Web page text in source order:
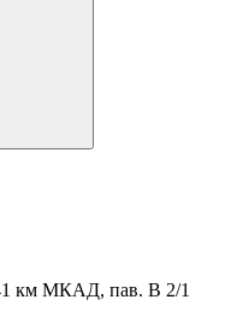
км МКАД, пав. В 2/1